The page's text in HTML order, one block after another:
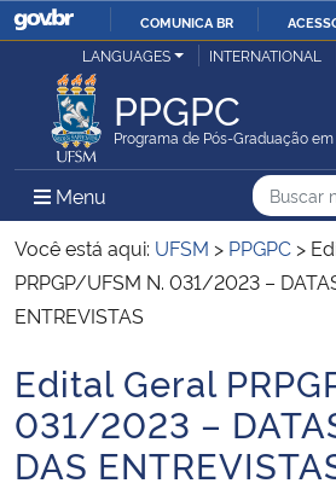
IR
COMUNICA BR
Ministério da Justiça e Segurança Pública
Ministério da Defesa
Ministério das Relações Exteriores
Ministério da Economia
Ministério da Infraestrutura
Ministério da Agricultura, Pecuária e
LANGUAGES INTERNATIONAL
PPGPC
Programa de Pós-Graduação
Menu Menu Principal do Sítio
Busca
Busca:
Você está aqui: UFSM > PPGPC >
PRPGP/UFSM N. 031/2023 –
ENTREVISTAS
Início do conteúdo
Edital Geral
031/2023 –
DAS